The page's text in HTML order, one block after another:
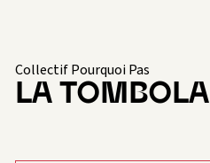
Collectif Pourquoi Pas
LA TOMBOLA